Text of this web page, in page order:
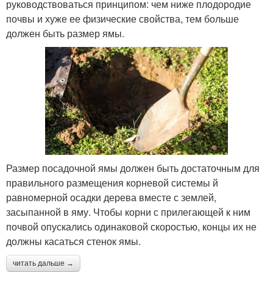
руководствоваться принципом: чем ниже плодородие
почвы и хуже ее физические свойства, тем больше
должен быть размер ямы.
Размер посадочной ямы должен быть достаточным для
правильного размещения корневой системы й
равномерной осадки дерева вместе с землей,
засыпанной в яму. Чтобы корни с прилегающей к ним
почвой опускались одинаковой скоростью, концы их не
должны касаться стенок ямы.
читать дальше →